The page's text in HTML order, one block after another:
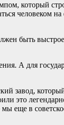
который
человеком
быть
А для
завод,
это
еще в